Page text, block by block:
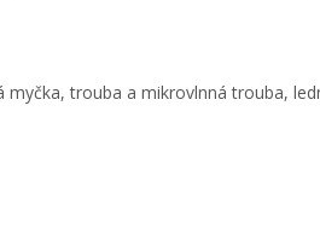
trouba a mikrovlnná trouba,